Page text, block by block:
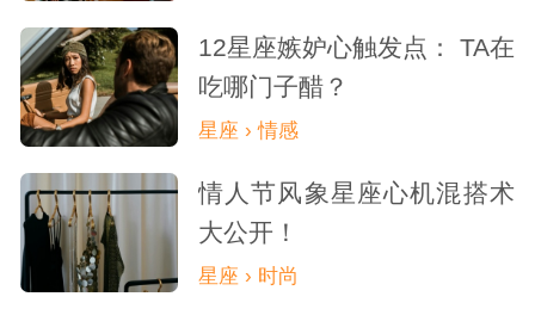
12星座嫉妒心触发点： TA在
吃哪门子醋？
星座 › 情感
情人节风象星座心机混搭术
大公开！
星座 › 时尚